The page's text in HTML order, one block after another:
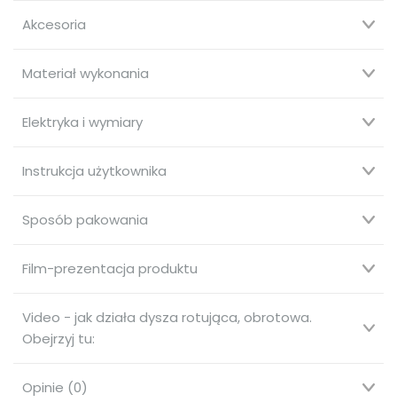
Akcesoria
Materiał wykonania
Elektryka i wymiary
Instrukcja użytkownika
Sposób pakowania
Film-prezentacja produktu
Video - jak działa dysza rotująca, obrotowa.
Obejrzyj tu:
Opinie (0)